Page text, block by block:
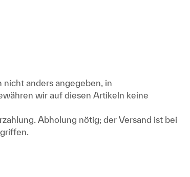
anders angegeben, in
wir auf diesen Artikeln keine
Abholung nötig; der Versand ist bei